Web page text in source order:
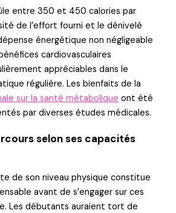
entre 350 et 450 calories par
de l’effort fourni et le dénivelé
énergétique non négligeable
cardiovasculaires
appréciables dans le
régulière. Les bienfaits de la
sur la santé métabolique ont été
par diverses études médicales.
selon ses capacités
de son niveau physique constitue
avant de s’engager sur ces
Les débutants auraient tort de